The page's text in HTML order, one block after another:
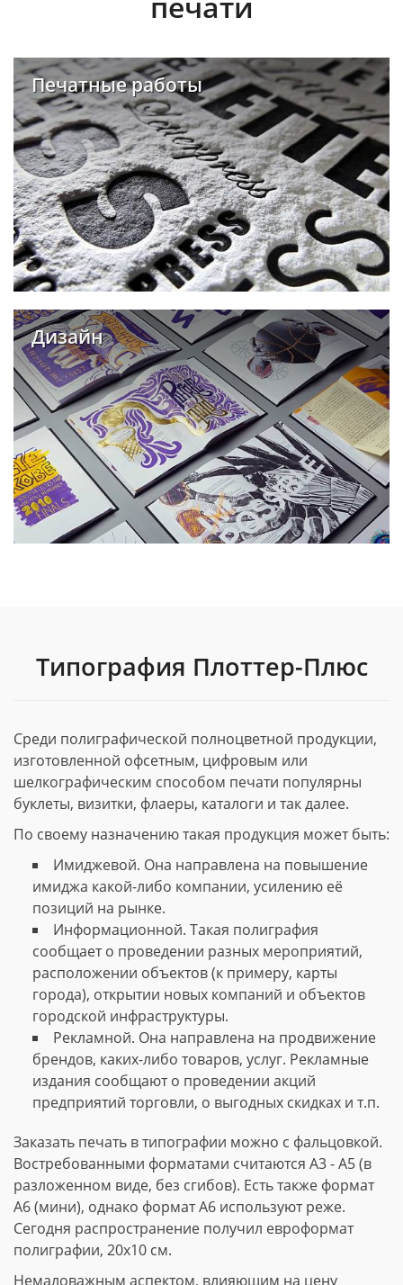
Печатные работы
Дизайн
Типография Плоттер-Плюс
Среди полиграфической полноцветной продукции,
изготовленной офсетным, цифровым или
шелкографическим способом печати популярны
буклеты, визитки, флаеры, каталоги и так далее.
По своему назначению такая продукция может быть:
Имиджевой. Она направлена на повышение
имиджа какой-либо компании, усилению её
позиций на рынке.
Информационной. Такая полиграфия
сообщает о проведении разных мероприятий,
расположении объектов (к примеру, карты
города), открытии новых компаний и объектов
городской инфраструктуры.
Рекламной. Она направлена на продвижение
брендов, каких-либо товаров, услуг. Рекламные
издания сообщают о проведении акций
предприятий торговли, о выгодных скидках и т.п.
Заказать печать в типографии можно с фальцовкой.
Востребованными форматами считаются А3 - А5 (в
разложенном виде, без сгибов). Есть также формат
А6 (мини), однако формат А6 используют реже.
Сегодня распространение получил евроформат
полиграфии, 20х10 см.
Немаловажным аспектом, влияющим на цену